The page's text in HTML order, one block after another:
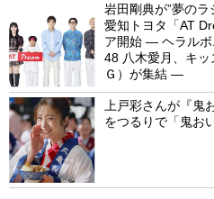
岩田剛典が”夢のラ
愛知トヨタ「AT
ア開始 ― ヘラルボ
48 八木愛月、キッ
Ｇ）が集結 ―
上戸彩さんが『鬼
をつるりで「鬼お